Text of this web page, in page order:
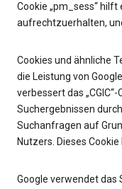
Cookie „pm_sess“
aufrechtzuerhalten,
Cookies und ähnliche
die Leistung von
verbessert das
Suchergebnissen
Suchanfragen auf
Nutzers. Dieses
Google verwendet das